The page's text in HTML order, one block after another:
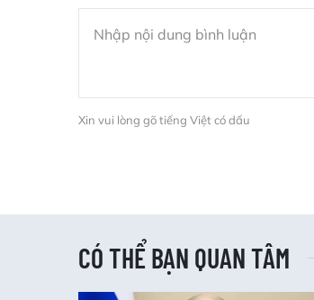
Xin vui lòng gõ tiếng Việt có dấu
CÓ THỂ BẠN QUAN TÂM